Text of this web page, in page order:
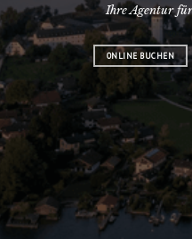
Ihre Agentur
ONLINE BUCHEN